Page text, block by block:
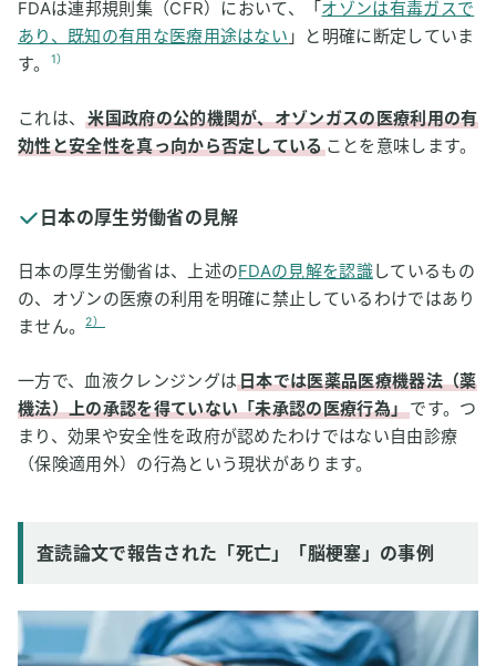
FDAは連邦規則集（CFR）において、「オゾンは有毒ガスで
あり、既知の有用な医療用途はない 」と明確に断定していま
す。
1）
これは、米国政府の公的機関が、オゾンガスの医療利用の有
効性と安全性を真っ向から否定していることを意味します。
日本の厚生労働省の見解
日本の厚生労働省は、上述のFDAの見解を認識しているもの
の、オゾンの医療の利用を明確に禁止しているわけではあり
ません。2）
一方で、血液クレンジングは日本では医薬品医療機器法（薬
機法）上の承認を得ていない「未承認の医療行為」です。つ
まり、効果や安全性を政府が認めたわけではない自由診療
（保険適用外）の行為という現状があります。
査読論文で報告された「死亡」「脳梗塞」の事例